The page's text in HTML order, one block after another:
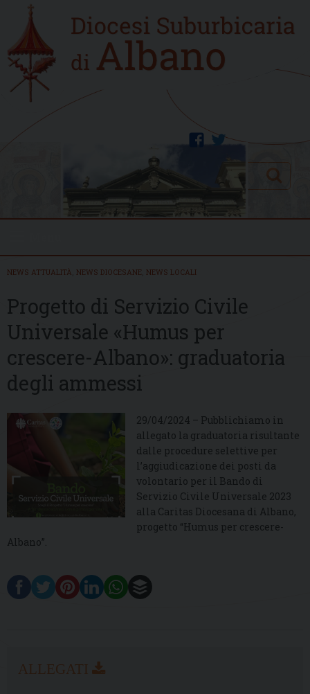
content
Home
new
twitter
facebook
Search
NEWS ATTUALITÀ NEWS DIOCESANE NEWS LOCALI
Progetto di Servizio Civile
Universale «Humus per
crescere-Albano»: graduatoria
degli ammessi
29/04/2024 – Pubblichiamo in
allegato la graduatoria risultante
dalle procedure selettive per
l’aggiudicazione dei posti da
volontario per il Bando di
Servizio Civile Universale 2023
alla Caritas Diocesana di Albano,
progetto “Humus per crescere-
Albano”.